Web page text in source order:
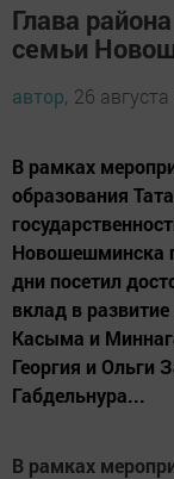
Глава
семьи
автор, 26
В рамках
образования
Новошешминска
дни посетил
вклад в
Касыма и
Георгия и Ольги
Габдельнура...
В рамках